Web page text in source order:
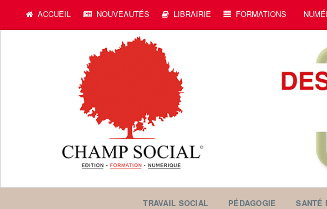
ACCUEIL NOUVEAUTÉS LIBRAIRIE FORMATIONS
TRAVAIL SOCIAL PÉDAGOGIE SANTÉ